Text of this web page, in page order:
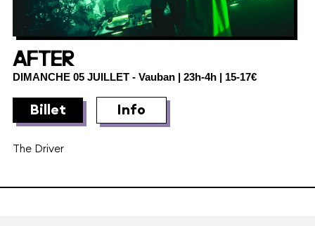
AFTER
DIMANCHE 05 JUILLET - Vauban | 23h-4h | 15-17€
Billet Info
The Driver